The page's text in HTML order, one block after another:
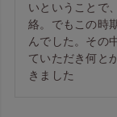
いということで
絡。でもこの時
んでした。その
ていただき何と